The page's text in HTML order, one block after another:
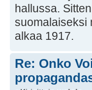
hallussa.
suomalaiseksi
alkaa 1917.
Re: Onko